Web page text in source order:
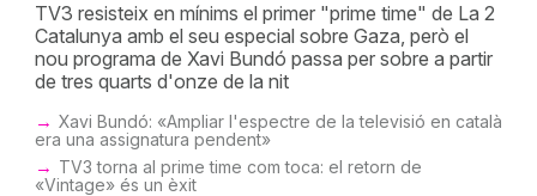
TV3 resisteix en mínims el primer "prime time" de La 2
Catalunya amb el seu especial sobre Gaza, però el
nou programa de Xavi Bundó passa per sobre a partir
de tres quarts d'onze de la nit
Xavi Bundó: «Ampliar l'espectre de la televisió en català
era una assignatura pendent»
TV3 torna al prime time com toca: el retorn de
«Vintage» és un èxit